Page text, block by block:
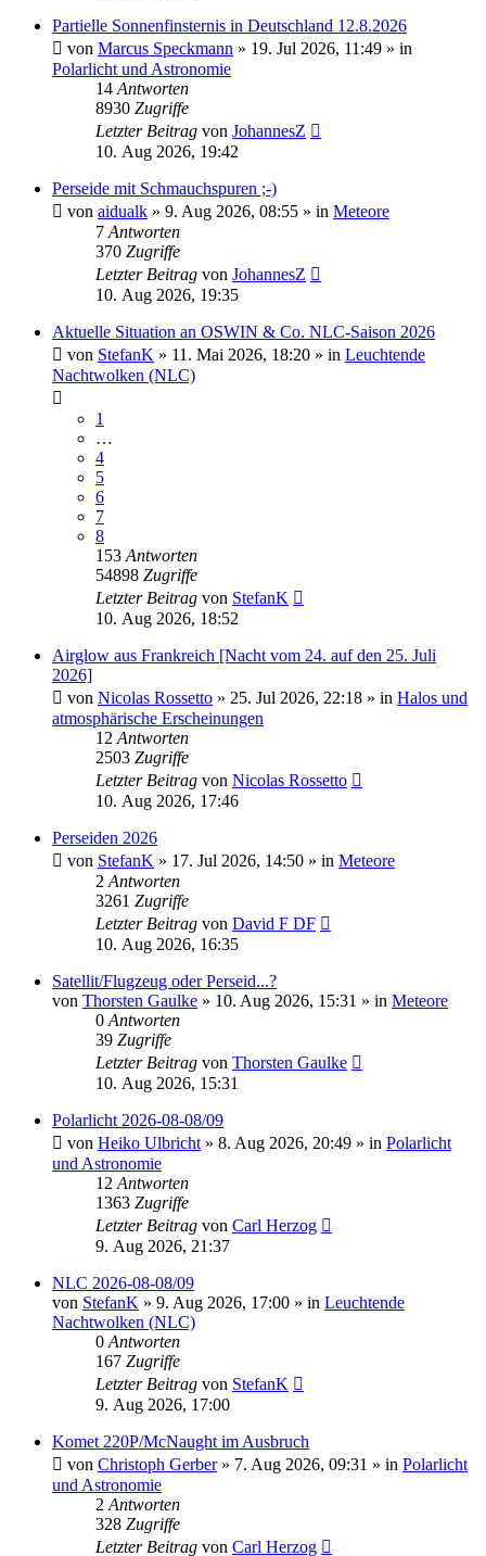
Partielle Sonnenfinsternis in Deutschland 12.8.2026
von Marcus Speckmann » 19. Jul 2026, 11:49 » in
Polarlicht und Astronomie
14 Antworten
8930 Zugriffe
Letzter Beitrag von JohannesZ
10. Aug 2026, 19:42
Perseide mit Schmauchspuren ;-)
von aidualk » 9. Aug 2026, 08:55 » in Meteore
7 Antworten
370 Zugriffe
Letzter Beitrag von JohannesZ
10. Aug 2026, 19:35
Aktuelle Situation an OSWIN & Co. NLC-Saison 2026
von StefanK » 11. Mai 2026, 18:20 » in Leuchtende
Nachtwolken (NLC)
1
…
4
5
6
7
8
153 Antworten
54898 Zugriffe
Letzter Beitrag von StefanK
10. Aug 2026, 18:52
Airglow aus Frankreich [Nacht vom 24. auf den 25. Juli
2026]
von Nicolas Rossetto » 25. Jul 2026, 22:18 » in Halos und
atmosphärische Erscheinungen
12 Antworten
2503 Zugriffe
Letzter Beitrag von Nicolas Rossetto
10. Aug 2026, 17:46
Perseiden 2026
von StefanK » 17. Jul 2026, 14:50 » in Meteore
2 Antworten
3261 Zugriffe
Letzter Beitrag von David F DF
10. Aug 2026, 16:35
Satellit/Flugzeug oder Perseid...?
von Thorsten Gaulke » 10. Aug 2026, 15:31 » in Meteore
0 Antworten
39 Zugriffe
Letzter Beitrag von Thorsten Gaulke
10. Aug 2026, 15:31
Polarlicht 2026-08-08/09
von Heiko Ulbricht » 8. Aug 2026, 20:49 » in Polarlicht
und Astronomie
12 Antworten
1363 Zugriffe
Letzter Beitrag von Carl Herzog
9. Aug 2026, 21:37
NLC 2026-08-08/09
von StefanK » 9. Aug 2026, 17:00 » in Leuchtende
Nachtwolken (NLC)
0 Antworten
167 Zugriffe
Letzter Beitrag von StefanK
9. Aug 2026, 17:00
Komet 220P/McNaught im Ausbruch
von Christoph Gerber» 7. Aug 2026, 09:31 » in Polarlicht
und Astronomie
2 Antworten
328 Zugriffe
Letzter Beitrag von Carl Herzog